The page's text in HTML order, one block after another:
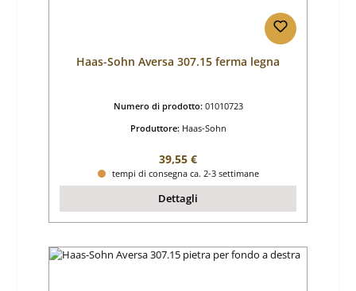
Haas-Sohn Aversa 307.15 ferma legna
Numero di prodotto: 01010723
Produttore: Haas-Sohn
Prezzo normale:
39,55 €
tempi di consegna ca. 2-3 settimane
Dettagli